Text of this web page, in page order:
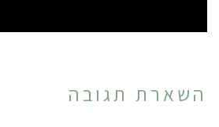
השארת תגובה